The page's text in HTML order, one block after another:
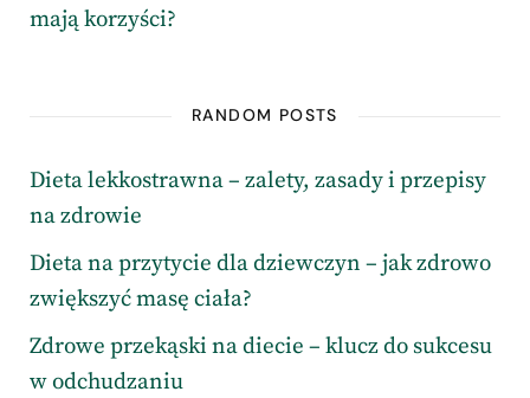
mają korzyści?
RANDOM POSTS
Dieta lekkostrawna – zalety, zasady i przepisy
na zdrowie
Dieta na przytycie dla dziewczyn – jak zdrowo
zwiększyć masę ciała?
Zdrowe przekąski na diecie – klucz do sukcesu
w odchudzaniu